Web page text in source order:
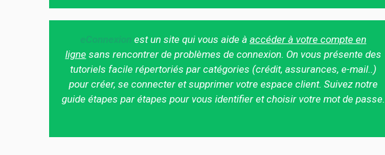
est un site qui vous aide à accéder à votre compte en
ligne sans rencontrer de problèmes de connexion. On vous présente des
tutoriels facile répertoriés par catégories (crédit, assurances, e-mail..)
pour créer, se connecter et supprimervotre espace client. Suivez notre
guide étapes par étapes pour vous identifier et choisir votre mot de passe.